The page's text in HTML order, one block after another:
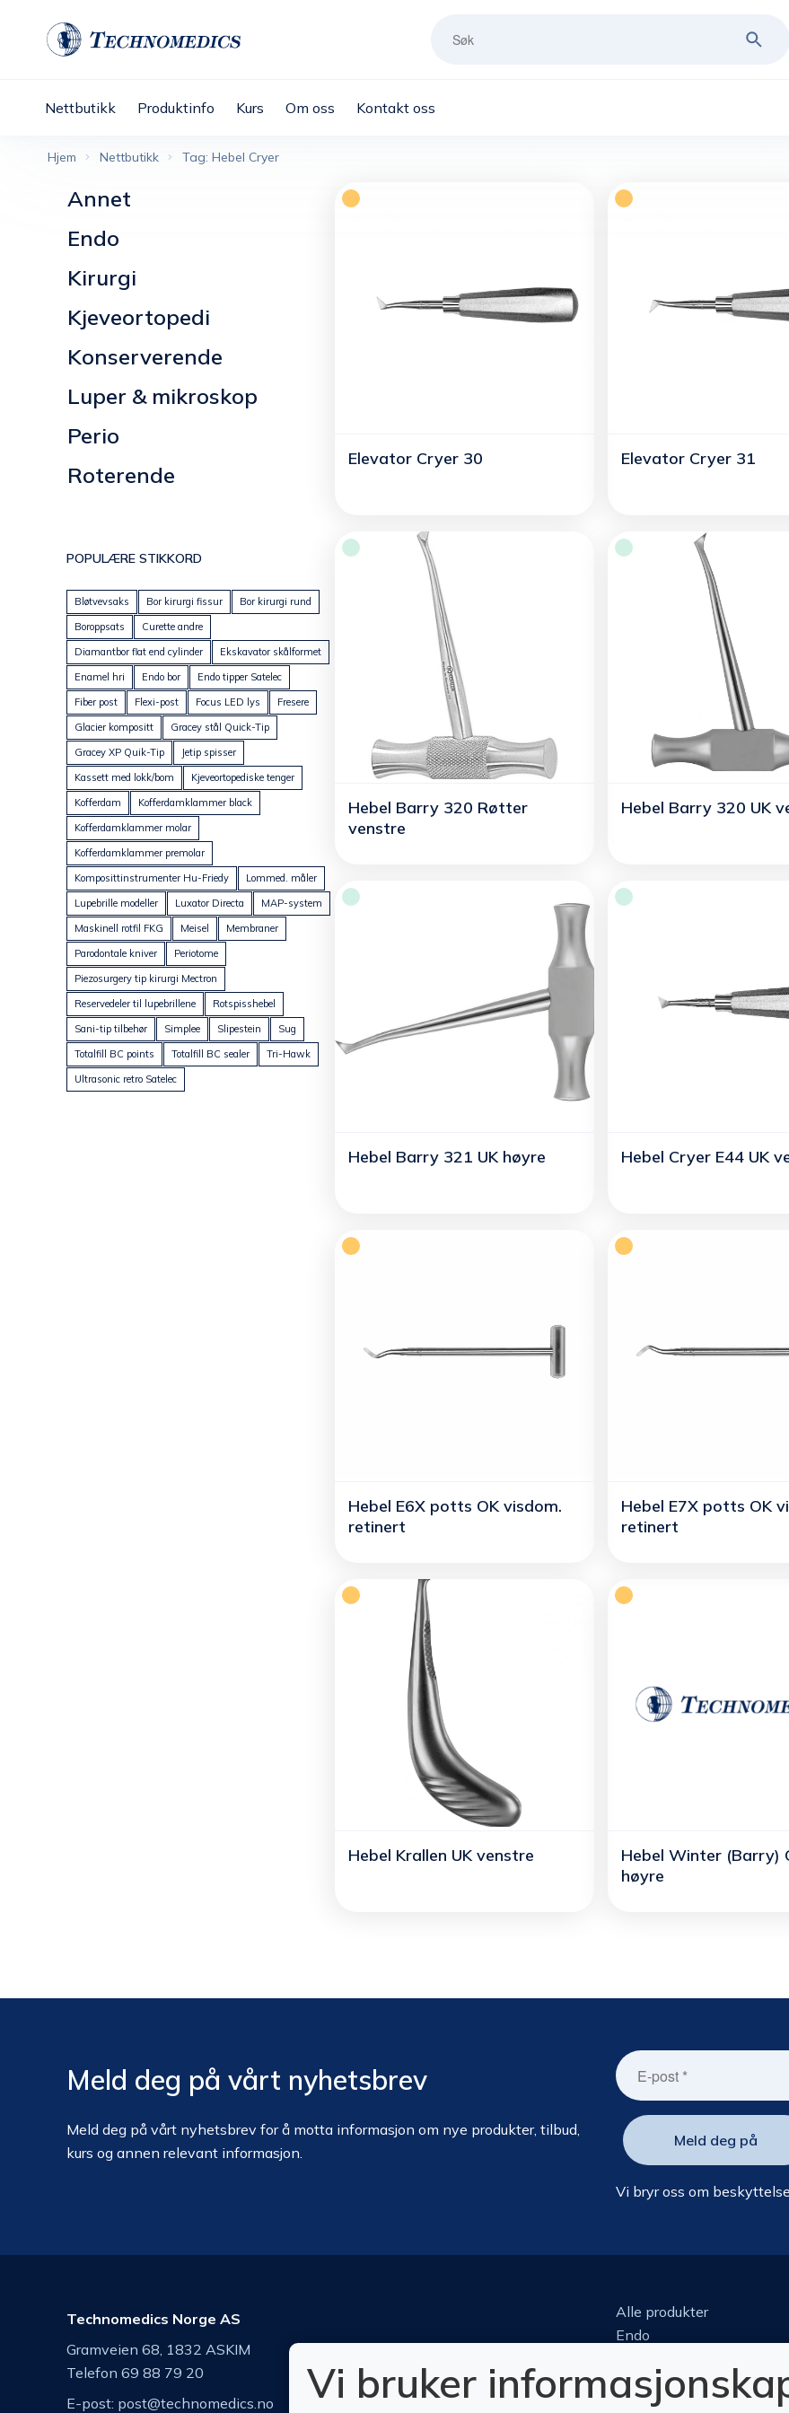
Nettbutikk Produktinfo Kurs Om oss Kontakt oss
Hjem Nettbutikk Tag: Hebel Cryer
Elevator Cryer 30 Elevator Cryer 31
Hebel Barry 320 Røtter
venstre
Hebel Barry 320 UK
Hebel Barry 321 UK høyre Hebel Cryer E44 UK
Hebel E6X potts OK visdom.
retinert
Hebel E7X potts OK
retinert
Hebel Krallen UK venstre
Hebel Winter (Barry)
høyre
Annet
Endo
Kirurgi
Kjeveortopedi
Konserverende
Luper & mikroskop
Perio
Roterende
POPULÆRE STIKKORD
Bløtvevsaks Bor kirurgi fissur
Bor kirurgi rund
Boroppsats
Curette andre
Diamantbor flat end cylinder
Ekskavator skålformet
Enamel hri
Endo bor
Endo tipper Satelec
Fiber post
Flexi-post Focus LED lys
Fresere
Glacier kompositt
Gracey stål Quick-Tip
Gracey XP Quik-Tip
Jetip spisser
Kassett med lokk/bom
Kjeveortopediske tenger
Kofferdam
Kofferdamklammer black
Kofferdamklammer molar
Kofferdamklammer premolar
Komposittinstrumenter Hu-Friedy
Lommed. måler
Lupebrille modeller
Luxator Directa
MAP-system
Maskinell rotfil FKG
Meisel
Membraner
Parodontale kniver
Periotome
Piezosurgery tip kirurgi Mectron
Reservedeler til lupebrillene
Rotspisshebel
Sani-tip tilbehør
Simplee Slipestein
Sug
Totalfill BC points
Totalfill BC sealer
Tri-Hawk
Ultrasonic retro Satelec
Meld deg på vårt nyhetsbrev
Meld deg på vårt nyhetsbrev for å motta informasjon om nye produkter, tilbud,
kurs og annen relevant informasjon.
Vi bryr oss om
Technomedics Norge AS
Gramveien 68, 1832 ASKIM
Telefon 69 88 79 20
E-post: post@technomedics.no
Alle produkter
Endo
Kjeveortopedi
Konserverende
Vi bruker